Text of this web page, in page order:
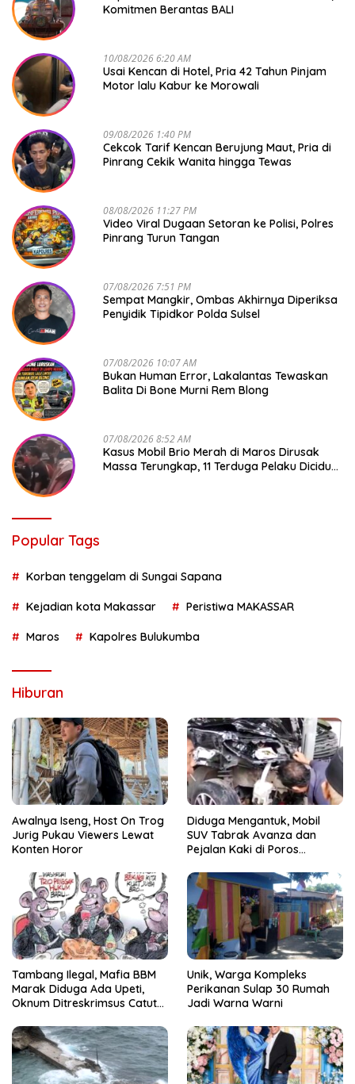
Komitmen Berantas BALI
10/08/2026 6:20 AM
Usai Kencan di Hotel, Pria 42 Tahun Pinjam
Motor lalu Kabur ke Morowali
09/08/2026 1:40 PM
Cekcok Tarif Kencan Berujung Maut, Pria di
Pinrang Cekik Wanita hingga Tewas
08/08/2026 11:27 PM
Video Viral Dugaan Setoran ke Polisi, Polres
Pinrang Turun Tangan
07/08/2026 7:51 PM
Sempat Mangkir, Ombas Akhirnya Diperiksa
Penyidik Tipidkor Polda Sulsel
07/08/2026 10:07 AM
Bukan Human Error, Lakalantas Tewaskan
Balita Di Bone Murni Rem Blong
07/08/2026 8:52 AM
Kasus Mobil Brio Merah di Maros Dirusak
Massa Terungkap, 11 Terduga Pelaku Diciduk
Popular Tags
Korban tenggelam di Sungai Sapana
Kejadian kota Makassar Peristiwa MAKASSAR
Maros Kapolres Bulukumba
Hiburan
Awalnya Iseng, Host On Trog
Jurig Pukau Viewers Lewat
Konten Horor
Diduga Mengantuk, Mobil
SUV Tabrak Avanza dan
Pejalan Kaki di Poros
Tambang Ilegal, Mafia BBM
Marak Diduga Ada Upeti,
Oknum Ditreskrimsus Catut
Unik, Warga Kompleks
Perikanan Sulap 30 Rumah
Jadi Warna Warni